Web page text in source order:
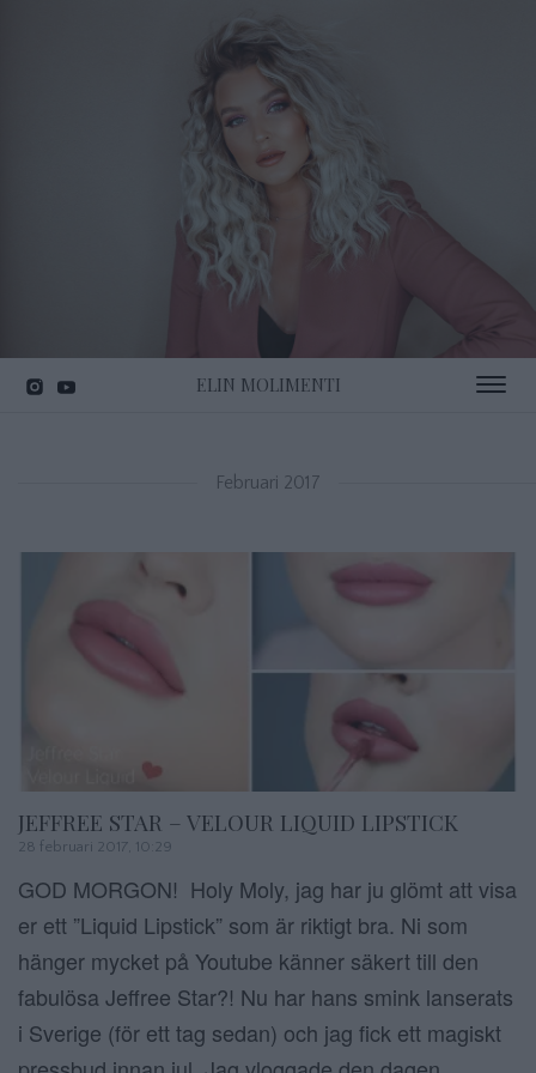
ELIN MOLIMENTI Toggle
Februari 2017
JEFFREE STAR – VELOUR LIQUID LIPSTICK
28 februari 2017, 10:29
GOD MORGON! Holy Moly, jag har ju glömt att visa
er ett ”Liquid Lipstick” som är riktigt bra. Ni som
hänger mycket på Youtube känner säkert till den
fabulösa Jeffree Star?! Nu har hans smink lanserats
i Sverige (för ett tag sedan) och jag fick ett magiskt